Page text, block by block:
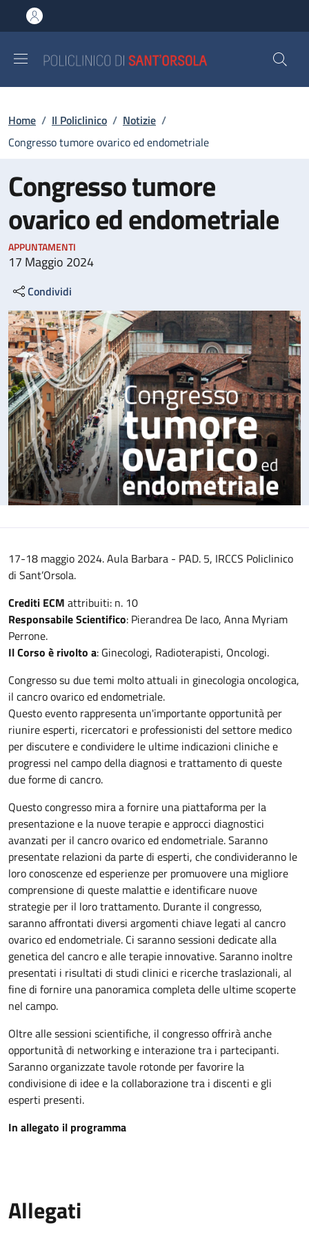
al contenuto principale
to footer content
Briciole di pane
Home / Il Policlinico / Notizie /
Congresso tumore ovarico ed endometriale
Congresso tumore
ovarico ed endometriale
APPUNTAMENTI
17 Maggio 2024
Condividi
17-18 maggio 2024. Aula Barbara - PAD. 5, IRCCS Policlinico
di Sant’Orsola.
Crediti ECM attribuiti: n. 10
Responsabile Scientifico: Pierandrea De Iaco, Anna Myriam
Perrone.
Il Corso è rivolto a: Ginecologi, Radioterapisti, Oncologi.
Congresso su due temi molto attuali in ginecologia oncologica,
il cancro ovarico ed endometriale.
Questo evento rappresenta un'importante opportunità per
riunire esperti, ricercatori e professionisti del settore medico
per discutere e condividere le ultime indicazioni cliniche e
progressi nel campo della diagnosi e trattamento di queste
due forme di cancro.
Questo congresso mira a fornire una piattaforma per la
presentazione e la nuove terapie e approcci diagnostici
avanzati per il cancro ovarico ed endometriale. Saranno
presentate relazioni da parte di esperti, che condivideranno le
loro conoscenze ed esperienze per promuovere una migliore
comprensione di queste malattie e identificare nuove
strategie per il loro trattamento. Durante il congresso,
saranno affrontati diversi argomenti chiave legati al cancro
ovarico ed endometriale. Ci saranno sessioni dedicate alla
genetica del cancro e alle terapie innovative. Saranno inoltre
presentati i risultati di studi clinici e ricerche traslazionali, al
fine di fornire una panoramica completa delle ultime scoperte
nel campo.
Oltre alle sessioni scientifiche, il congresso offrirà anche
opportunità di networking e interazione tra i partecipanti.
Saranno organizzate tavole rotonde per favorire la
condivisione di idee e la collaborazione tra i discenti e gli
esperti presenti.
In allegato il programma
Allegati